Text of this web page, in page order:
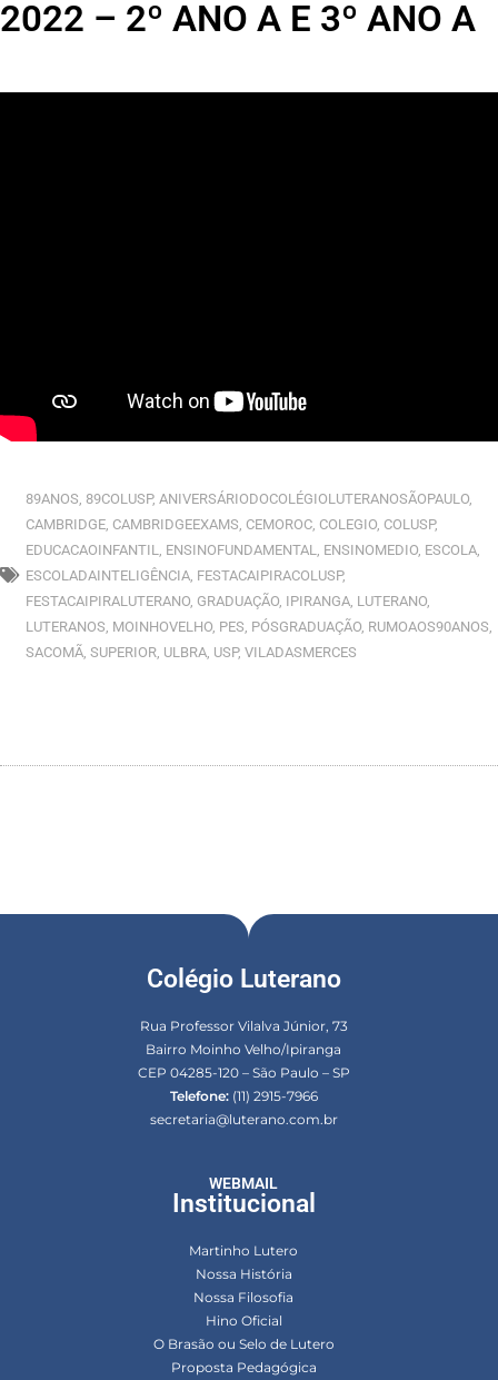
2022 – 2º ANO A E 3º ANO A
89ANOS 89COLUSP, ANIVERSÁRIODOCOLÉGIOLUTERANOSÃOPAULO
CAMBRIDGE CAMBRIDGEEXAMS CEMOROC COLEGIO COLUSP,
EDUCACAOINFANTIL
ENSINOFUNDAMENTAL ENSINOMEDIO ESCOLA
ESCOLADAINTELIGÊNCIA FESTACAIPIRACOLUSP,
FESTACAIPIRALUTERANO GRADUAÇÃO IPIRANGA LUTERANO
LUTERANOS MOINHOVELHO PES PÓSGRADUAÇÃO RUMOAOS90ANOS
SACOMÃ SUPERIOR ULBRA USP, VILADASMERCES
Colégio Luterano
Rua Professor Vilalva Júnior, 73
Bairro Moinho Velho/Ipiranga
CEP 04285-120 – São Paulo – SP
Telefone:(11) 2915-7966
secretaria@luterano.com.br
WEBMAIL
Institucional
Martinho Lutero
Nossa História
Nossa Filosofia
Hino Oficial
O Brasão ou Selo de Lutero
Proposta Pedagógica